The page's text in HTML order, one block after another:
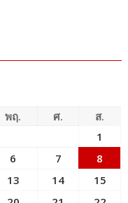
พฤ. ศ.
ส.
1
6 7
8
13 14
15